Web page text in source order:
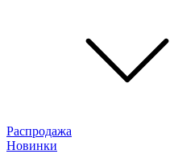
Распродажа
Новинки